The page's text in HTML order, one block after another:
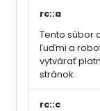
rc::a
Tento súbor
ľuďmi a
vytvárať
stránok.
rc::c